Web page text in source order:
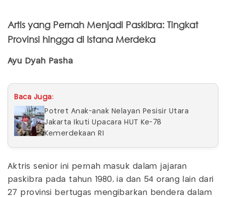
Artis yang Pernah Menjadi Paskibra: Tingkat
Provinsi hingga di Istana Merdeka
Ayu Dyah Pasha
Baca Juga:
Potret Anak-anak Nelayan Pesisir Utara
Jakarta Ikuti Upacara HUT Ke-78
Kemerdekaan RI
Aktris senior ini pernah masuk dalam jajaran
paskibra pada tahun 1980, ia dan 54 orang lain dari
27 provinsi bertugas mengibarkan bendera dalam